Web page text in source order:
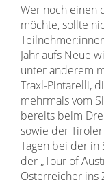
Wer noch einen
möchte, sollte
Jahr aufs Neue
unter anderem
Traxl-Pintarelli,
mehrmals vom
bereits beim
sowie der
Tagen bei der in
der „Tour of
Österreicher ins